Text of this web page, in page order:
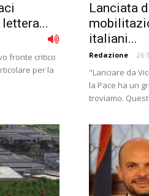
fronte critico
per la
Lanciata
italiani...
Redazione - 26
"Lanciare da
la Pace ha un
troviamo.